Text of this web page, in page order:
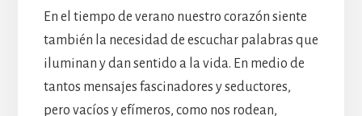
En el tiempo de verano nuestro corazón siente
también la necesidad de escuchar palabras que
iluminan y dan sentido a la vida. En medio de
tantos mensajes fascinadores y seductores,
pero vacíos y efímeros, como nos rodean,